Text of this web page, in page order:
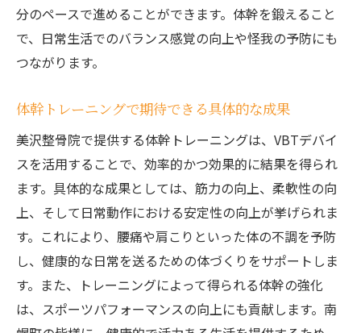
分のペースで進めることができます。体幹を鍛えること
で、日常生活でのバランス感覚の向上や怪我の予防にも
つながります。
体幹トレーニングで期待できる具体的な成果
美沢整骨院で提供する体幹トレーニングは、VBTデバイ
スを活用することで、効率的かつ効果的に結果を得られ
ます。具体的な成果としては、筋力の向上、柔軟性の向
上、そして日常動作における安定性の向上が挙げられま
す。これにより、腰痛や肩こりといった体の不調を予防
し、健康的な日常を送るための体づくりをサポートしま
す。また、トレーニングによって得られる体幹の強化
は、スポーツパフォーマンスの向上にも貢献します。南